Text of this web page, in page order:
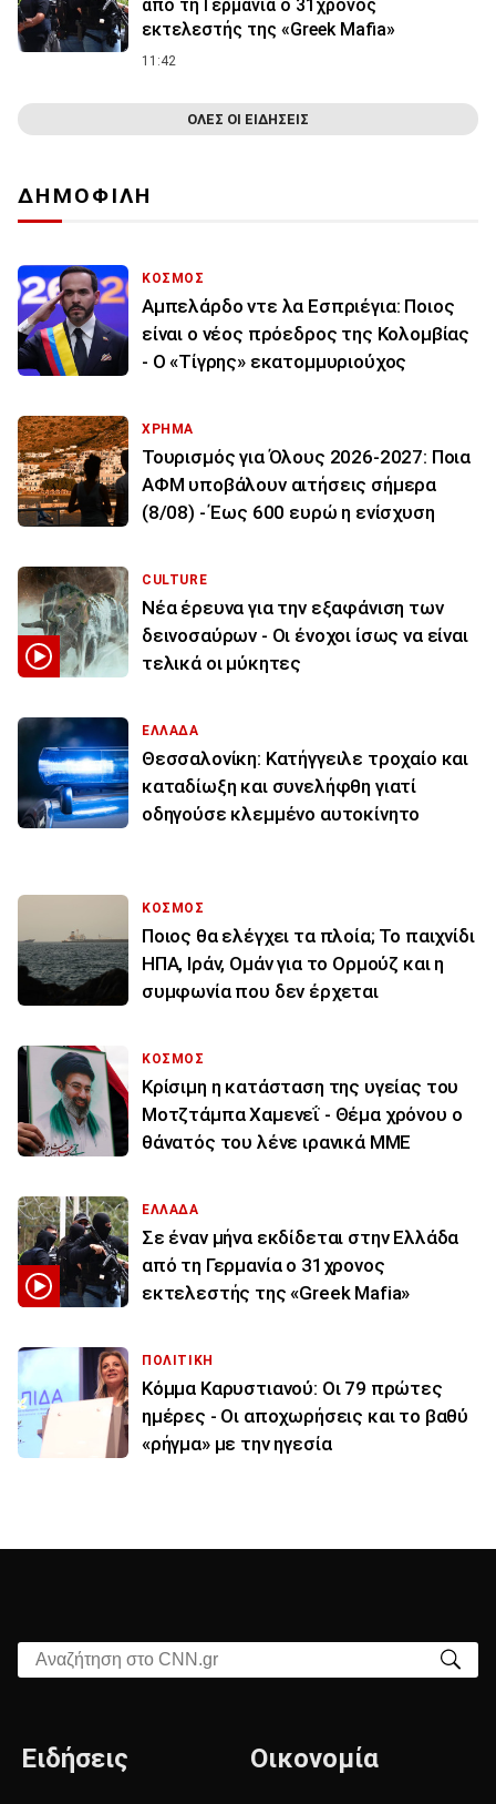
από τη Γερμανία ο 31χρονος
εκτελεστής της «Greek Mafia»
11:42
ΟΛΕΣ ΟΙ ΕΙΔΗΣΕΙΣ
ΔΗΜΟΦΙΛΗ
ΚΟΣΜΟΣ
Αμπελάρδο ντε λα Εσπριέγια: Ποιος
είναι ο νέος πρόεδρος της Κολομβίας
- Ο «Τίγρης» εκατομμυριούχος
ΧΡΗΜΑ
Τουρισμός για Όλους 2026-2027: Ποια
ΑΦΜ υποβάλουν αιτήσεις σήμερα
(8/08) - Έως 600 ευρώ η ενίσχυση
CULTURE
Νέα έρευνα για την εξαφάνιση των
δεινοσαύρων - Οι ένοχοι ίσως να είναι
τελικά οι μύκητες
ΕΛΛΑΔΑ
Θεσσαλονίκη: Κατήγγειλε τροχαίο και
καταδίωξη και συνελήφθη γιατί
οδηγούσε κλεμμένο αυτοκίνητο
ΚΟΣΜΟΣ
Ποιος θα ελέγχει τα πλοία; Το παιχνίδι
ΗΠΑ, Ιράν, Ομάν για το Ορμούζ και η
συμφωνία που δεν έρχεται
ΚΟΣΜΟΣ
Κρίσιμη η κατάσταση της υγείας του
Μοτζτάμπα Χαμενεΐ - Θέμα χρόνου ο
θάνατός του λένε ιρανικά ΜΜΕ
ΕΛΛΑΔΑ
Σε έναν μήνα εκδίδεται στην Ελλάδα
από τη Γερμανία ο 31χρονος
εκτελεστής της «Greek Mafia»
ΠΟΛΙΤΙΚΗ
Κόμμα Καρυστιανού: Οι 79 πρώτες
ημέρες - Οι αποχωρήσεις και το βαθύ
«ρήγμα» με την ηγεσία
Αναζήτηση στο CNN.gr
Ειδήσεις Οικονομία